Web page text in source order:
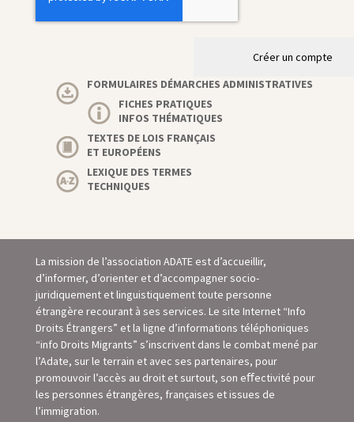
Créer un compte
FORMULAIRES DÉMARCHES ADMINISTRATIVES
FICHES PRATIQUES
INFOS THÉMATIQUES
TEXTES DE LOIS FRANÇAIS
ET EUROPÉENS
LEXIQUE DES TERMES
TECHNIQUES
La mission de l’association ADATE est d’accueillir,
d’informer, d’orienter et d’accompagner socio-
juridiquement et linguistiquement toute personne
étrangère recourant à ses services. Le site Internet “Info
Droits Étrangers” et la ligne d’informations téléphoniques
“info Droits Migrants” s’inscrivent dans le combat mené par
l’Adate, sur le terrain et avec ses partenaires, pour
promouvoir l’accès au droit et surtout, son eﬀectivité pour
les personnes étrangères, françaises et issues de
l’immigration.